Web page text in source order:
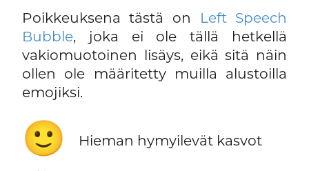
Poikkeuksena tästä on Left Speech
Bubble, joka ei ole tällä hetkellä
vakiomuotoinen lisäys, eikä sitä näin
ollen ole määritetty muilla alustoilla
emojiksi.
🙂 Hieman hymyilevät kasvot